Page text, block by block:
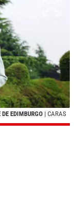
EDIMBURGO | CARAS